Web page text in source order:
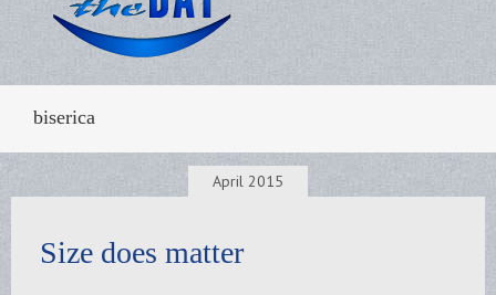
biserica
April 2015
Size does matter